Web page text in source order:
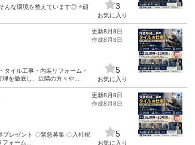
な環境を整えています◎ ⭐頑
3
お気に入り
イル工事・内装リフォーム・
を徹底し、近隣の方々や...
更新8月8日
作成8月8日
5
お気に入り
プレゼント ◇緊急募集 ◇入社祝
ォーム...
更新8月8日
作成8月8日
5
お気に入り